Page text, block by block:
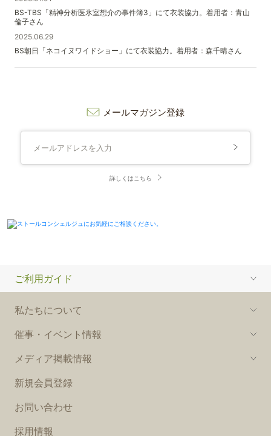
BS-TBS「精神分析医氷室想介の事件簿3」にて衣装協力。着用者：青山
倫子さん
2025.06.29
BS朝日「ネコイヌワイドショー」にて衣装協力。着用者：森千晴さん
メールマガジン登録
詳しくはこちら
ご利用ガイド
私たちについて
催事・イベント情報
メディア掲載情報
新規会員登録
お問い合わせ
採用情報